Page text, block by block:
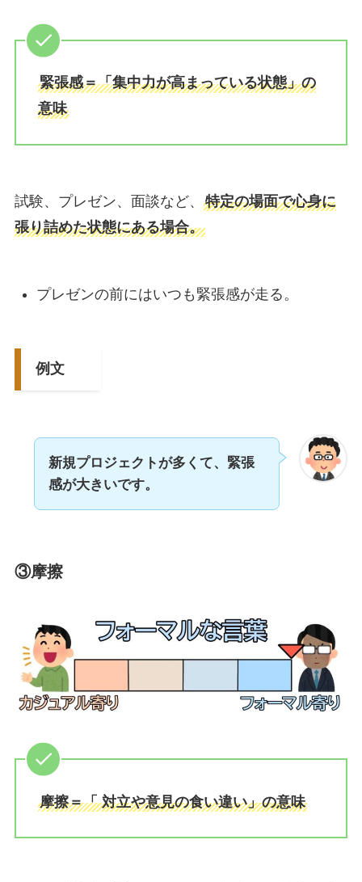
緊張感＝「集中力が高まっている状態」の
意味
試験、プレゼン、面談など、 特定の場面で心身に
張り詰めた状態にある場合。
プレゼンの前にはいつも緊張感が走る。
例文
新規プロジェクトが多くて、緊張
感が大きいです。
③摩擦
摩擦＝「 対立や意見の食い違い」の意味